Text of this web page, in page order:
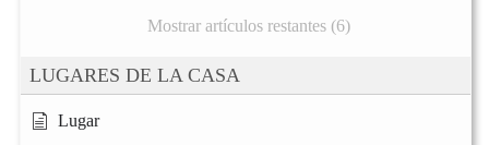
Mostrar artículos restantes (6)
LUGARES DE LA CASA
Lugar